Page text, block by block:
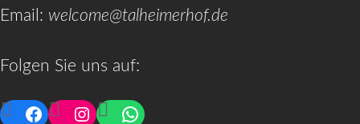
Email: welcome@talheimerhof.de
Folgen Sie uns auf:
FacebookInstagramWhatsApp